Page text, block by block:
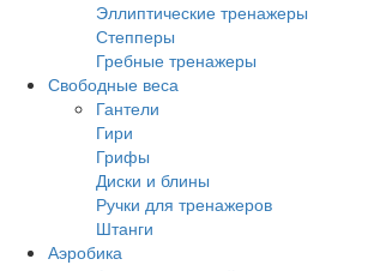
Эллиптические тренажеры
Степперы
Гребные тренажеры
Свободные веса
Гантели
Гири
Грифы
Диски и блины
Ручки для тренажеров
Штанги
Аэробика